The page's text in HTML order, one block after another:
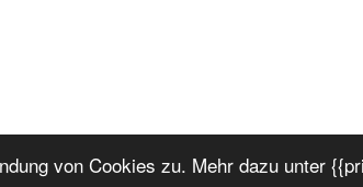
von Cookies zu. Mehr dazu unter